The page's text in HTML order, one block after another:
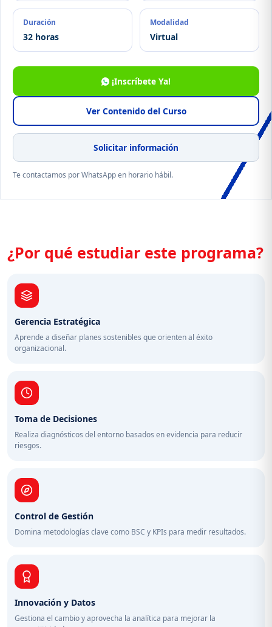
Duración
32 horas
Modalidad
Virtual
¡Inscríbete Ya!
Ver Contenido del Curso
Solicitar información
Te contactamos por WhatsApp en horario hábil.
¿Por qué estudiar este programa?
Gerencia Estratégica
Aprende a diseñar planes sostenibles que orienten al éxito
organizacional.
Toma de Decisiones
Realiza diagnósticos del entorno basados en evidencia para reducir
riesgos.
Control de Gestión
Domina metodologías clave como BSC y KPIs para medir resultados.
Innovación y Datos
Gestiona el cambio y aprovecha la analítica para mejorar la